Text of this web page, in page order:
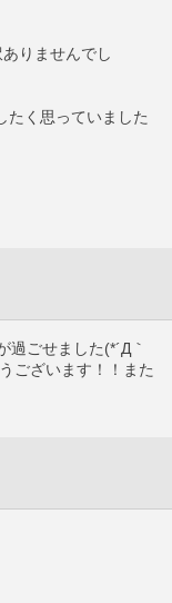
りませんでし
たく思っていました
過ごせました(*´Д｀
ございます！！また